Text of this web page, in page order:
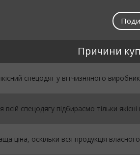
Причини
спецодяг у вітчизняного
спецодягу підбираємо тільки якісні
ціна, оскільки вся продукція